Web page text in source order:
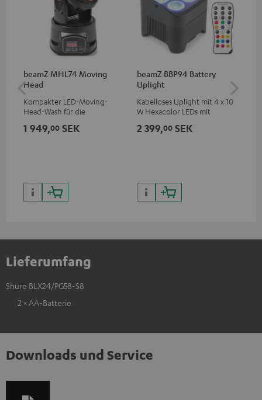
beamZ MHL74 Moving
Head
Kompakter LED-Moving-
Head-Wash für die
deiner Show
1 949,00 SEK
beamZ BBP94 Battery
Uplight
Kabelloses Uplight mit 4 x 10
W Hexacolor LEDs mit
Farbvielfalt & Schwarzlicht
2 399,00 SEK
Lieferumfang
Shure BLX24/PG58-S8
2 × AA-Batterie
Downloads und Service